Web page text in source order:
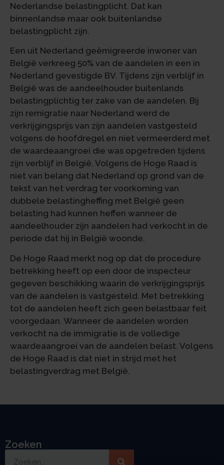
Nederlandse belastingplicht. Dat kan
binnenlandse maar ook buitenlandse
belastingplicht zijn.
Een uit Nederland geëmigreerde inwoner van
België verkreeg 50% van de aandelen in een in
Nederland gevestigde BV. Tijdens zijn verblijf in
België was de aandeelhouder buitenlands
belastingplichtig ter zake van de aandelen. Bij
zijn remigratie naar Nederland werd de
verkrijgingsprijs van zijn aandelen vastgesteld
volgens de hoofdregel en niet vermeerderd met
de waardeaangroei die was opgetreden tijdens
zijn verblijf in België. Volgens de Hoge Raad is
niet van belang dat Nederland op grond van de
tekst van het verdrag ter voorkoming van
dubbele belastingheffing met België geen
belasting had kunnen heffen wanneer de
aandeelhouder zijn aandelen had verkocht in de
periode dat hij in België woonde.
De Hoge Raad merkt nog op dat de procedure
betrekking heeft op een door de inspecteur
gegeven beschikking waarin de verkrijgingsprijs
van de aandelen is vastgesteld. Met betrekking
tot de aandelen heeft zich geen belastbaar feit
voorgedaan. Wanneer de aandelen worden
verkocht na de immigratie is de volledige
waardeaangroei van de aandelen belast. Volgens
de Hoge Raad is dat niet in strijd met het
belastingverdrag met België.
Zoeken